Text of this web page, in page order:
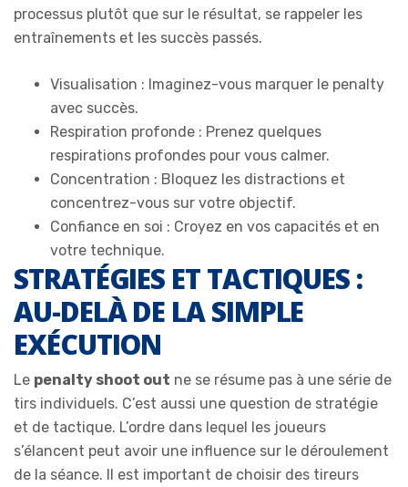
processus plutôt que sur le résultat, se rappeler les
entraînements et les succès passés.
Visualisation : Imaginez-vous marquer le penalty
avec succès.
Respiration profonde : Prenez quelques
respirations profondes pour vous calmer.
Concentration : Bloquez les distractions et
concentrez-vous sur votre objectif.
Confiance en soi : Croyez en vos capacités et en
votre technique.
STRATÉGIES ET TACTIQUES :
AU-DELÀ DE LA SIMPLE
EXÉCUTION
Le penalty shoot out ne se résume pas à une série de
tirs individuels. C’est aussi une question de stratégie
et de tactique. L’ordre dans lequel les joueurs
s’élancent peut avoir une influence sur le déroulement
de la séance. Il est important de choisir des tireurs